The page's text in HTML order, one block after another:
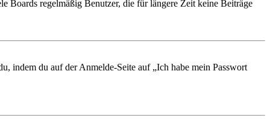
Boards regelmäßig Benutzer, die für längere Zeit keine Beiträge
indem du auf der Anmelde-Seite auf „Ich habe mein Passwort